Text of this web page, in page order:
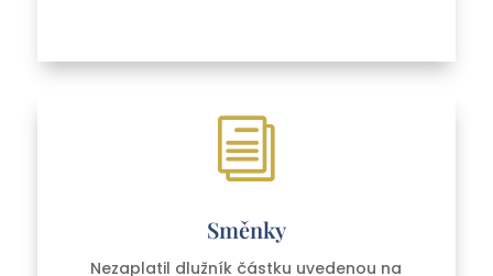
i
Směnky
Nezaplatil dlužník částku uvedenou na